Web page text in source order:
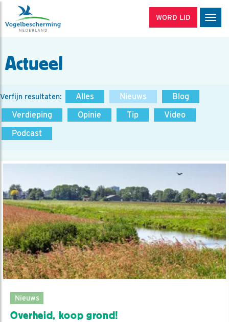
WORD LID
Actueel
Verfijn resultaten: Alles Nieuws
Blog
Verdieping
Opinie Tip
Video
Podcast
Nieuws
Overheid, koop grond!